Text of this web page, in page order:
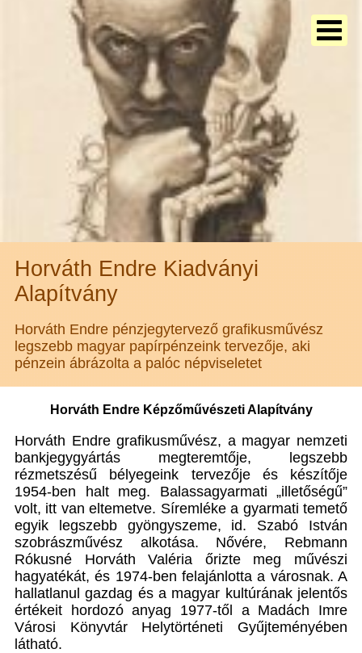
Horváth Endre Kiadványi
Alapítvány
Horváth Endre pénzjegytervező grafikusművész
legszebb magyar papírpénzeink tervezője, aki
pénzein ábrázolta a palóc népviseletet
Horváth Endre Képzőművészeti Alapítvány
Horváth Endre grafikusművész, a magyar nemzeti
bankjegygyártás megteremtője, legszebb
rézmetszésű bélyegeink tervezője és készítője
1954-ben halt meg. Balassagyarmati „illetőségű”
volt, itt van eltemetve. Síremléke a gyarmati temető
egyik legszebb gyöngyszeme, id. Szabó István
szobrászművész alkotása. Nővére, Rebmann
Rókusné Horváth Valéria őrizte meg művészi
hagyatékát, és 1974-ben felajánlotta a városnak. A
hallatlanul gazdag és a magyar kultúrának jelentős
értékeit hordozó anyag 1977-től a Madách Imre
Városi Könyvtár Helytörténeti Gyűjteményében
látható.